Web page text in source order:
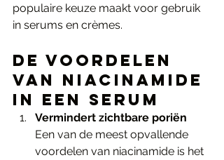
populaire keuze maakt voor gebruik
in serums en crèmes.
De Voordelen
van Niacinamide
in een Serum
Vermindert zichtbare poriën
Een van de meest opvallende
voordelen van niacinamide is het